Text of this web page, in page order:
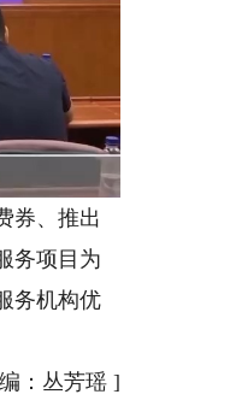
券、推出
务项目为
务机构优
：丛芳瑶]